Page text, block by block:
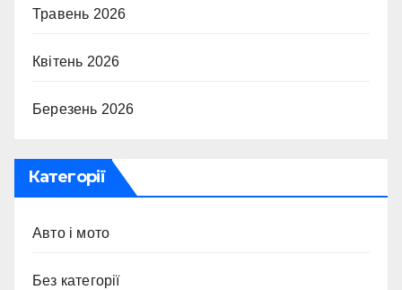
Травень 2026
Квітень 2026
Березень 2026
Категорії
Авто і мото
Без категорії